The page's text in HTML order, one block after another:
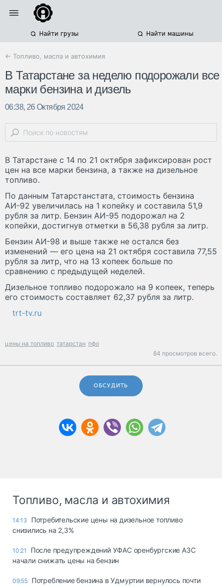
Найти грузы Найти машины
← Топливо, масла и автохимия
В Татарстане за неделю подорожали все
марки бензина и дизель
06:38, 26 Октября 2024
В Татарстане с 14 по 21 октября зафиксирован рост
цен на все марки бензина, а также на дизельное
топливо.
По данным Татарстанстата, стоимость бензина
АИ-92 увеличилась на 1 копейку и составила 51,9
рубля за литр. Бензин АИ-95 подорожал на 2
копейки, достигнув отметки в 56,38 рубля за литр.
Бензин АИ-98 и выше также не остался без
изменений — его цена на 21 октября составила 77,55
рубля за литр, что на 13 копеек больше по
сравнению с предыдущей неделей.
Дизельное топливо подорожало на 9 копеек, теперь
его стоимость составляет 62,37 рубля за литр.
trt-tv.ru
цены на топливо татарстан пфо
84 просмотров всего.
ОБСУДИТЬ
Топливо, масла и автохимия
14:13
Потребительские цены на дизельное топливо
снизились на 2,3%
10:21
После предупреждений УФАС оренбургские АЗС
начали снижать цены на бензин
09:55 Потребление бензина в Удмуртии вернулось почти